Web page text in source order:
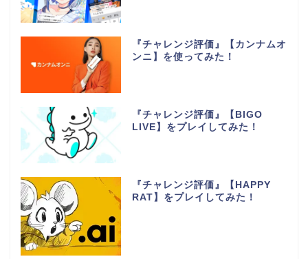
『チャレンジ評価』【カンナムオ
ンニ】を使ってみた！
『チャレンジ評価』【BIGO
LIVE】をプレイしてみた！
『チャレンジ評価』【HAPPY
RAT】をプレイしてみた！